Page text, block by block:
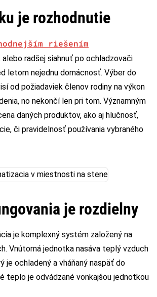
je rozhodnutie
riešením
alebo radšej siahnuť po ochladzovači
letom nejednu domácnosť. Výber do
od požiadaviek členov rodiny na výkon
no nekončí len pri tom. Významným
daných produktov, ako aj hlučnosť,
či pravidelnosť používania vybraného
je rozdielny
je komplexný systém založený na
Vnútorná jednotka nasáva teplý vzduch
je ochladený a vháňaný naspäť do
teplo je odvádzané vonkajšou jednotkou